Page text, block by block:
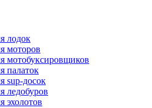
лодок
моторов
мотобуксировщиков
палаток
sup-досок
ледобуров
эхолотов